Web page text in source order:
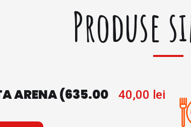
Produse
ARENA (635.00
40,00 lei